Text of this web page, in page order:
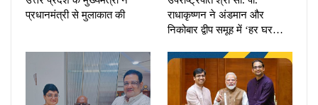
प्रधानमंत्री से मुलाकात की
राधाकृष्णन ने अंडमान और
निकोबार द्वीप समूह में ‘हर घर…